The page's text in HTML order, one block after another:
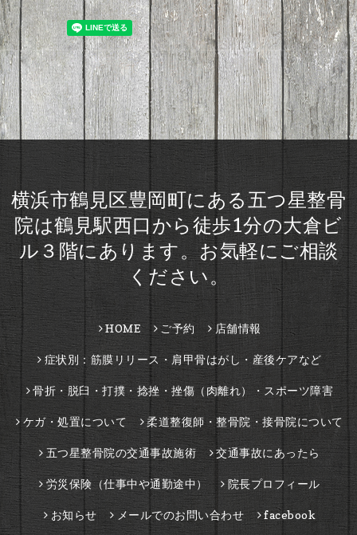
横浜市鶴見区豊岡町にある五つ星整骨
院は鶴見駅西口から徒歩1分の大倉ビ
ル３階にあります。お気軽にご相談
ください。
HOME ご予約 店舗情報
症状別：筋膜リリース・肩甲骨はがし・産後ケアなど
骨折・脱臼・打撲・捻挫・挫傷（肉離れ）・スポーツ障害
ケガ・処置について 柔道整復師・整骨院・接骨院について
五つ星整骨院の交通事故施術 交通事故にあったら
労災保険（仕事中や通勤途中） 院長プロフィール
お知らせ メールでのお問い合わせ facebook